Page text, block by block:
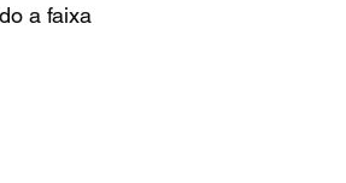
a faixa